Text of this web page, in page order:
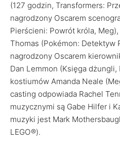
(127 godzin, Transformers:
nagrodzony Oscarem
Pierścieni: Powrót króla,
Thomas (Pokémon: Detektyw
nagrodzony Oscarem
Dan Lemmon (Księga
kostiumów Amanda Neale
casting odpowiada Rachel
muzycznymi są Gabe Hilfer i
muzyki jest Mark
LEGO®).